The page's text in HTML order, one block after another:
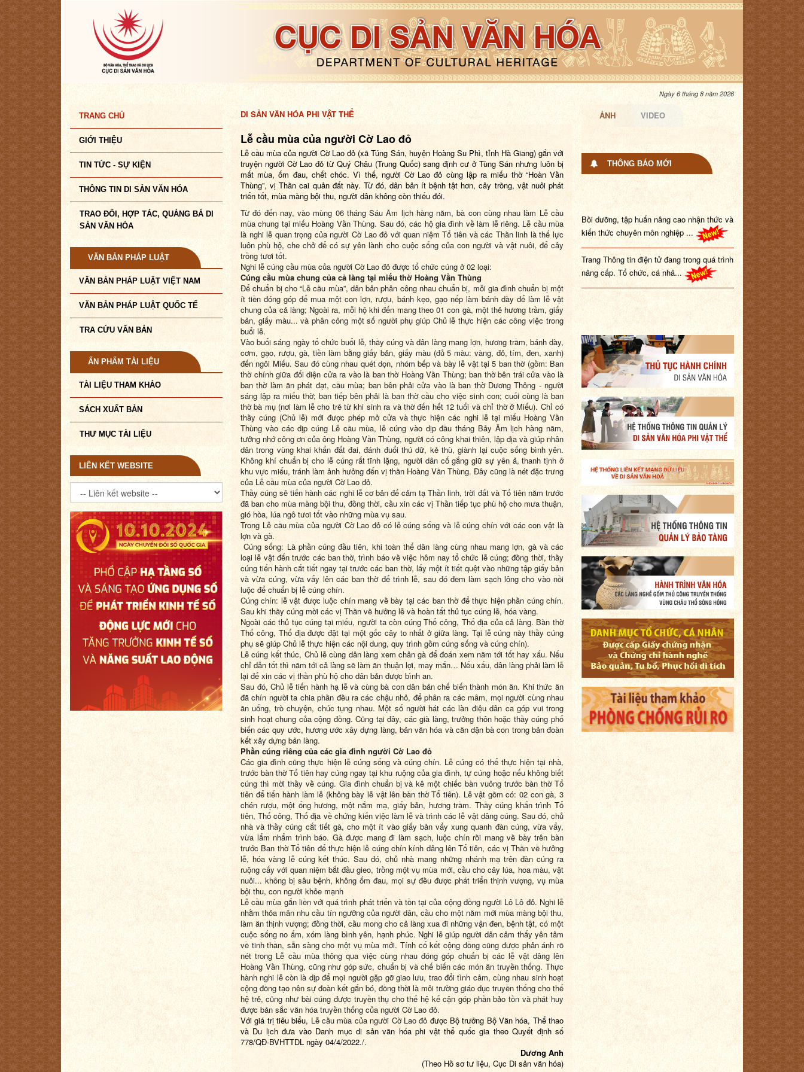
Ngày 6 tháng 8 năm 2026
TRANG CHỦ
GIỚI THIỆU
TIN TỨC - SỰ KIỆN
THÔNG TIN DI SẢN VĂN HÓA
TRAO ĐỔI, HỢP TÁC, QUẢNG BÁ DI
SẢN VĂN HÓA
VĂN BẢN PHÁP LUẬT
VĂN BẢN PHÁP LUẬT VIỆT NAM
VĂN BẢN PHÁP LUẬT QUỐC TẾ
TRA CỨU VĂN BẢN
ẤN PHẨM TÀI LIỆU
TÀI LIỆU THAM KHẢO
SÁCH XUẤT BẢN
THƯ MỤC TÀI LIỆU
LIÊN KẾT WEBSITE
DI SẢN VĂN HÓA PHI VẬT THỂ
Lễ cầu mùa của người Cờ Lao đỏ
Lễ cầu mùa của người Cờ Lao đỏ (xã Túng Sán, huyện Hoàng Su Phì, tỉnh Hà Giang) gắn với
truyện người Cờ Lao đỏ từ Quý Châu (Trung Quốc) sang định cư ở Tùng Sán nhưng luôn bị
mất mùa, ốm đau, chết chóc. Vì thế, người Cờ Lao đỏ cùng lập ra miếu thờ “Hoàn Vần
Thùng”, vị Thần cai quản đất này. Từ đó, dân bản ít bệnh tật hơn, cây trồng, vật nuôi phát
triển tốt, mùa màng bội thu, người dân không còn thiếu đói.
Từ đó đến nay, vào mùng 06 tháng Sáu Âm lịch hàng năm, bà con cùng nhau làm Lễ cầu
mùa chung tại miếu Hoàng Vần Thùng. Sau đó, các hộ gia đình về làm lễ riêng. Lễ cầu mùa
là nghi lễ quan trọng của người Cờ Lao đỏ với quan niệm Tổ tiên và các Thần linh là thế lực
luôn phù hộ, che chở để có sự yên lành cho cuộc sống của con người và vật nuôi, để cây
trồng tươi tốt.
Nghi lễ cúng cầu mùa của người Cờ Lao đỏ được tổ chức cúng ở 02 loại:
Cúng cầu mùa chung của cả làng tại miếu thờ Hoàng Vần Thùng
Để chuẩn bị cho “Lễ cầu mùa”, dân bản phân công nhau chuẩn bị, mỗi gia đình chuẩn bị một
ít tiền đóng góp để mua một con lợn, rượu, bánh kẹo, gạo nếp làm bánh dày để làm lễ vật
chung của cả làng; Ngoài ra, mỗi hộ khi đến mang theo 01 con gà, một thẻ hương trầm, giấy
bản, giấy màu... và phân công một số người phụ giúp Chủ lễ thực hiện các công việc trong
buổi lễ.
Vào buổi sáng ngày tổ chức buổi lễ, thầy cúng và dân làng mang lợn, hương trầm, bánh dày,
cơm, gạo, rượu, gà, tiền làm bằng giấy bản, giấy màu (đủ 5 màu: vàng, đỏ, tím, đen, xanh)
đến ngôi Miếu. Sau đó cùng nhau quét dọn, nhóm bếp và bày lễ vật tại 5 ban thờ (gồm: Ban
thờ chính giữa đối diện cửa ra vào là ban thờ Hoàng Vần Thùng; ban thờ bên trái cửa vào là
ban thờ làm ăn phát đạt, cầu mùa; ban bên phải cửa vào là ban thờ Dương Thông - người
sáng lập ra miếu thờ; ban tiếp bên phải là ban thờ cầu cho việc sinh con; cuối cùng là ban
thờ bà mụ (nơi làm lễ cho trẻ từ khi sinh ra và thờ đến hết 12 tuổi và chỉ thờ ở Miếu). Chỉ có
thầy cúng (Chủ lễ) mới được phép mở cửa và thực hiện các nghi lễ tại miếu Hoàng Vần
Thùng vào các dịp cúng Lễ cầu mùa, lễ cúng vào dịp đầu tháng Bảy Âm lịch hàng năm,
tưởng nhớ công ơn của ông Hoàng Vần Thùng, người có công khai thiên, lập địa và giúp nhân
dân trong vùng khai khẩn đất đai, đánh đuổi thú dữ, kẻ thù, giành lại cuộc sống bình yên.
Không khí chuẩn bị cho lễ cúng rất tĩnh lặng, người dân cố gắng giữ sự yên ả, thanh tịnh ở
khu vực miếu, tránh làm ảnh hưởng đến vị thần Hoàng Vần Thùng. Đây cũng là nét đặc trưng
của Lễ cầu mùa của người Cờ Lao đỏ.
Thầy cúng sẽ tiến hành các nghi lễ cơ bản để cảm tạ Thần linh, trời đất và Tổ tiên năm trước
đã ban cho mùa màng bội thu, đồng thời, cầu xin các vị Thần tiếp tục phù hộ cho mưa thuận,
gió hòa, lúa ngô tươi tốt vào những mùa vụ sau.
Trong Lễ cầu mùa của người Cờ Lao đỏ có lễ cúng sống và lễ cúng chín với các con vật là
lợn và gà.
Cúng sống: Là phần cúng đầu tiên, khi toàn thể dân làng cùng nhau mang lợn, gà và các
loại lễ vật đến trước các ban thờ, trình báo về việc hôm nay tổ chức lễ cúng; đồng thời, thầy
cúng tiến hành cắt tiết ngay tại trước các ban thờ, lấy một ít tiết quệt vào những tập giấy bản
và vừa cúng, vừa vẩy lên các ban thờ để trình lễ, sau đó đem làm sạch lông cho vào nồi
luộc để chuẩn bị lễ cúng chín.
Cúng chín: lễ vật được luộc chín mang về bày tại các ban thờ để thực hiện phần cúng chín.
Sau khi thầy cúng mời các vị Thần về hưởng lễ và hoàn tất thủ tục cúng lễ, hóa vàng.
Ngoài các thủ tục cúng tại miếu, người ta còn cúng Thổ công, Thổ địa của cả làng. Bàn thờ
Thổ công, Thổ địa được đặt tại một gốc cây to nhất ở giữa làng. Tại lễ cúng này thầy cúng
phụ sẽ giúp Chủ lễ thực hiện các nội dung, quy trình gồm cúng sống và cúng chín).
Lễ cúng kết thúc, Chủ lễ cùng dân làng xem chân gà để đoán xem năm tới tốt hay xấu. Nếu
chỉ dẫn tốt thì năm tới cả làng sẽ làm ăn thuận lợi, may mắn… Nếu xấu, dân làng phải làm lễ
lại để xin các vị thần phù hộ cho dân bản được bình an.
Sau đó, Chủ lễ tiến hành hạ lễ và cùng bà con dân bản chế biến thành món ăn. Khi thức ăn
đã chín người ta chia phần đều ra các chậu nhỏ, để phân ra các mâm, mọi người cùng nhau
ăn uống, trò chuyện, chúc tụng nhau. Một số người hát các làn điệu dân ca góp vui trong
sinh hoạt chung của cộng đồng. Cũng tại đây, các già làng, trưởng thôn hoặc thầy cúng phổ
biến các quy ước, hương ước xây dựng làng, bản văn hóa và căn dặn bà con trong bản đoàn
kết xây dựng bản làng.
Phần cúng riêng của các gia đình người Cờ Lao đỏ
Các gia đình cũng thực hiện lễ cúng sống và cúng chín. Lễ cúng có thể thực hiện tại nhà,
trước bàn thờ Tổ tiên hay cúng ngay tại khu ruộng của gia đình, tự cúng hoặc nếu không biết
cúng thì mời thầy về cúng. Gia đình chuẩn bị và kê một chiếc bàn vuông trước bàn thờ Tổ
tiên để tiến hành làm lễ (không bày lễ vật lên bàn thờ Tổ tiên). Lễ vật gồm có: 02 con gà, 3
chén rượu, một ống hương, một nắm mạ, giấy bản, hương trầm. Thầy cúng khấn trình Tổ
tiên, Thổ công, Thổ địa về chứng kiến việc làm lễ và trình các lễ vật dâng cúng. Sau đó, chủ
nhà và thầy cúng cắt tiết gà, cho một ít vào giấy bản vẩy xung quanh đàn cúng, vừa vẩy,
vừa lẩm nhẩm trình báo. Gà được mang đi làm sạch, luộc chín rồi mang về bày trên bàn
trước Ban thờ Tổ tiên để thực hiện lễ cúng chín kính dâng lên Tổ tiên, các vị Thần về hưởng
lễ, hóa vàng lễ cúng kết thúc. Sau đó, chủ nhà mang những nhánh mạ trên đàn cúng ra
ruộng cấy với quan niệm bắt đầu gieo, trồng một vụ mùa mới, cầu cho cây lúa, hoa màu, vật
nuôi... không bị sâu bệnh, không ốm đau, mọi sự đều được phát triển thịnh vượng, vụ mùa
bội thu, con người khỏe mạnh
Lễ cầu mùa gắn liền với quá trình phát triển và tồn tại của cộng đồng người Lô Lô đỏ. Nghi lễ
nhằm thỏa mãn nhu cầu tín ngưỡng của người dân, cầu cho một năm mới mùa màng bội thu,
làm ăn thịnh vượng; đồng thời, cầu mong cho cả làng xua đi những vận đen, bệnh tật, có một
cuộc sống no ấm, xóm làng bình yên, hạnh phúc. Nghi lễ giúp người dân cảm thấy yên tâm
về tinh thần, sẵn sàng cho một vụ mùa mới. Tính cố kết cộng đồng cũng được phản ánh rõ
nét trong Lễ cầu mùa thông qua việc cùng nhau đóng góp chuẩn bị các lễ vật dâng lên
Hoàng Vần Thùng, cũng như góp sức, chuẩn bị và chế biến các món ăn truyền thống. Thực
hành nghi lễ còn là dịp để mọi người gặp gỡ giao lưu, trao đổi tình cảm, cùng nhau sinh hoạt
cộng đồng tạo nên sự đoàn kết gắn bó, đồng thời là môi trường giáo dục truyền thống cho thế
hệ trẻ, cũng như bài cúng được truyền thụ cho thế hệ kế cận góp phần bảo tồn và phát huy
được bản sắc văn hóa truyền thống của người Cờ Lao đỏ.
Với giá trị tiêu biểu, Lễ cầu mùa của người Cờ Lao đỏ được Bộ trưởng Bộ Văn hóa, Thể thao
và Du lịch đưa vào Danh mục di sản văn hóa phi vật thể quốc gia theo Quyết định số
778/QĐ-BVHTTDL ngày 04/4/2022./.
Dương Anh
(Theo Hồ sơ tư liệu, Cục Di sản văn hóa)
ẢNH VIDEO
THÔNG BÁO MỚI
kiến thức chuyên môn nghiệp ...
Trang Thông tin điện tử đang trong quá trình
nâng cấp. Tổ chức, cá nhâ...